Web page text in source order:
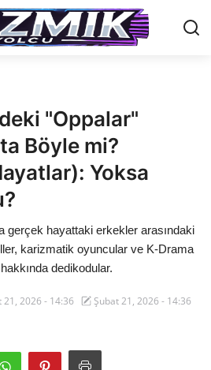
"Oppalar"
Böyle mi?
Yoksa
gerçek hayattaki erkekler arasındaki
karizmatik oyuncular ve K-Drama
dedikodular.
21, 2026 - 14:36
Şubat 21, 2026 - 14:36